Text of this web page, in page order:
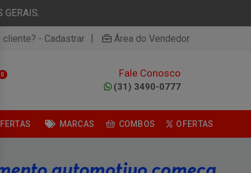
GERAIS.
cliente? - Cadastrar | Área do Vendedor
0 Fale Conosco
(31) 3490-0777
MARCAS COMBOS OFERTAS